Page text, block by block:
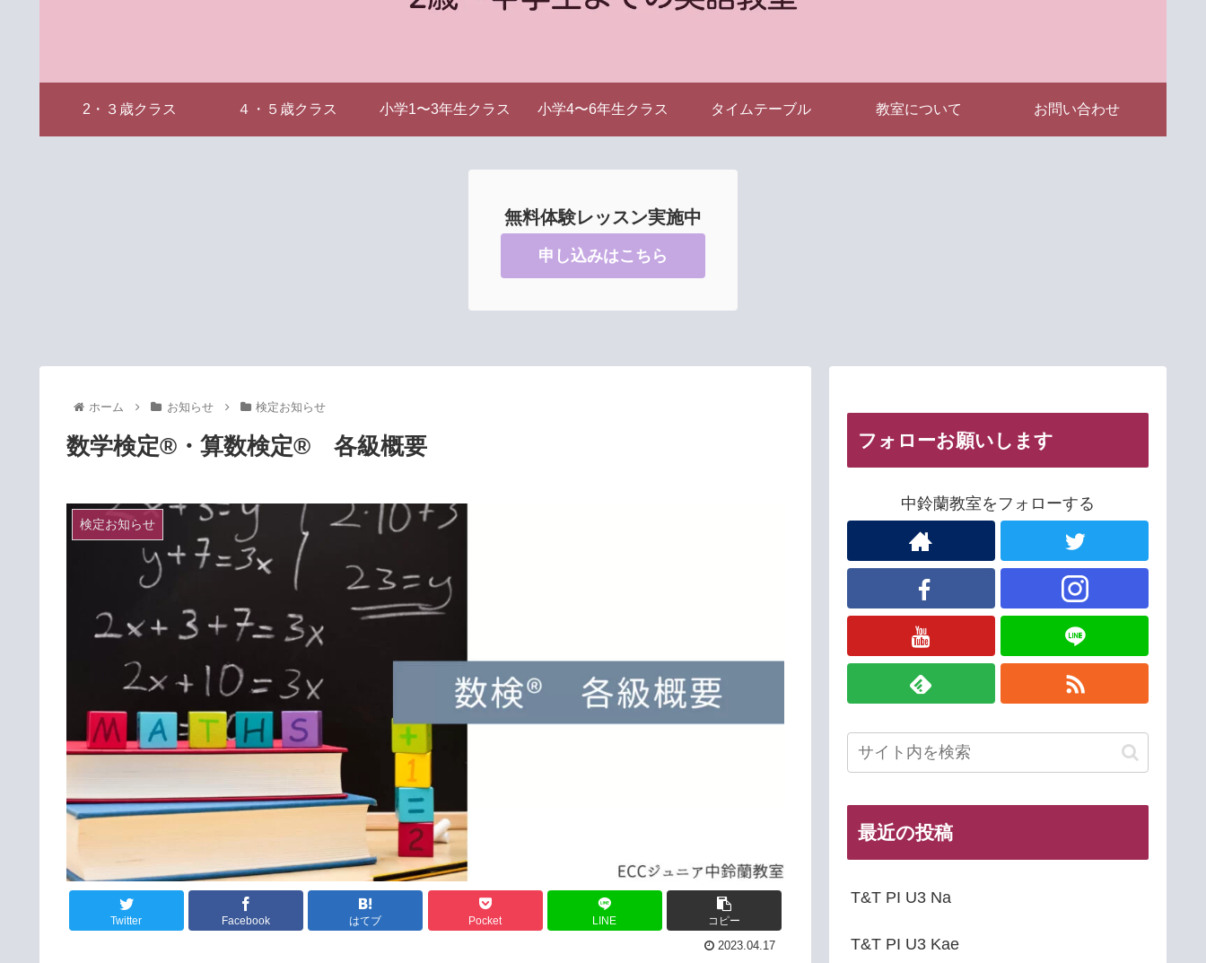
2・３歳クラス ４・５歳クラス 小学1〜3年生クラス 小学4〜6年生クラス タイムテーブル 教室について お問い合わせ
無料体験レッスン実施中
申し込みはこちら
ホーム お知らせ 検定お知らせ
数学検定®・算数検定® 各級概要
検定お知らせ
Twitter Facebook はてブ Pocket LINE コピー
2023.04.17
フォローお願いします
中鈴蘭教室をフォローする
最近の投稿
T&T PI U3 Na
T&T PI U3 Kae